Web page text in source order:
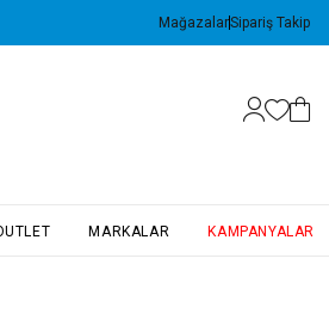
MağazalarSipariş Takip
MARKALAR KAMPANYALAR